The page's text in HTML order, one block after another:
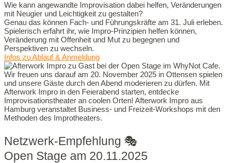
Wie kann angewandte Improvisation dabei helfen, Veränderungen
mit Neugier und Leichtigkeit zu gestalten?
Genau das können Fach- und Führungskräfte am 31. Juli erleben.
Spielerisch erfahrt ihr, wie Impro-Prinzipien helfen können,
Veränderung mit Offenheit und Mut zu begegnen und
Perspektiven zu wechseln.
Infos zu Ablauf & Anmeldung
Netzwerk-Empfehlung 🎭
Open Stage am 20.11.2025